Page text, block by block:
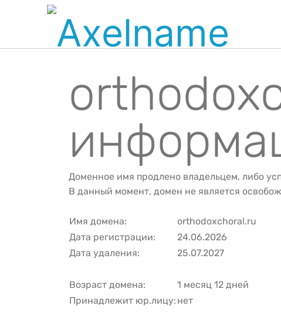
Доменное имя продлено владельцем, либо
В данный момент, домен не является
Имя домена:
orthodoxchoral.ru
Дата регистрации:
24.06.2026
Дата удаления:
25.07.2027
Возраст домена:
1 месяц 12 дней
Принадлежит юр.лицу: нет